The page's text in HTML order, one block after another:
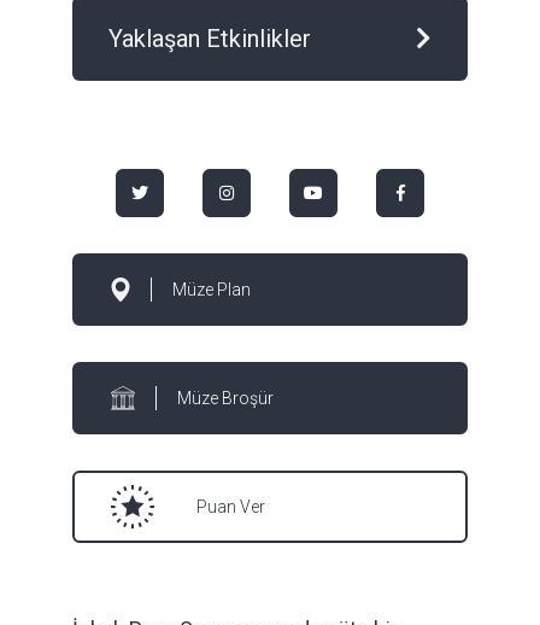
Yaklaşan Etkinlikler
Müze Plan
Müze Broşür
Puan Ver